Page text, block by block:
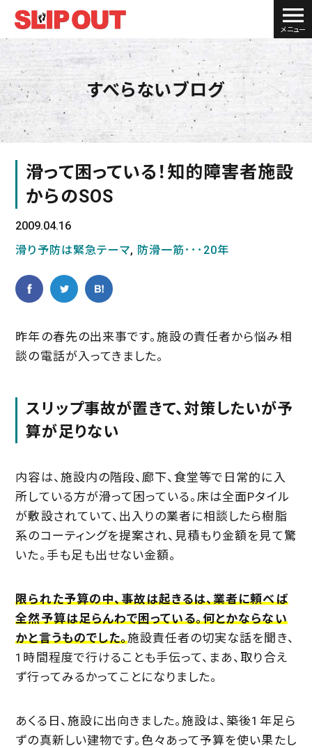
メニュー
すべらないブログ
滑って困っている！知的障害者施設
からのSOS
2009.04.16
滑り予防は緊急テーマ, 防滑一筋･･･20年
昨年の春先の出来事です。施設の責任者から悩み相
談の電話が入ってきました。
スリップ事故が置きて、対策したいが予
算が足りない
内容は、施設内の階段、廊下、食堂等で日常的に入
所している方が滑って困っている。床は全面Pタイル
が敷設されていて、出入りの業者に相談したら樹脂
系のコーティングを提案され、見積もり金額を見て驚
いた。手も足も出せない金額。
限られた予算の中、事故は起きるは、業者に頼べば
全然予算は足らんわで困っている。何とかならない
かと言うものでした。施設責任者の切実な話を聞き、
1時間程度で行けることも手伝って、まあ、取り合え
ず行ってみるかってことになりました。
あくる日、施設に出向きました。施設は、築後1年足ら
ずの真新しい建物です。色々あって予算を使い果たし